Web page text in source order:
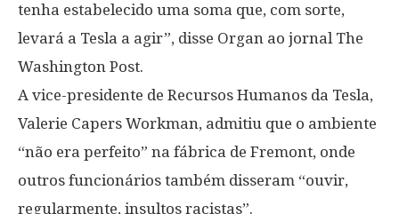
tenha estabelecido uma soma que, com sorte,
levará a Tesla a agir”, disse Organ ao jornal The
Washington Post.
A vice-presidente de Recursos Humanos da Tesla,
Valerie Capers Workman, admitiu que o ambiente
“não era perfeito” na fábrica de Fremont, onde
outros funcionários também disseram “ouvir,
regularmente, insultos racistas”.